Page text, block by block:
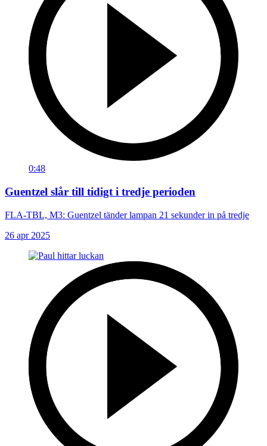
0:48
Guentzel slår till tidigt i tredje perioden
FLA-TBL, M3: Guentzel tänder lampan 21 sekunder in på tredje
26 apr 2025